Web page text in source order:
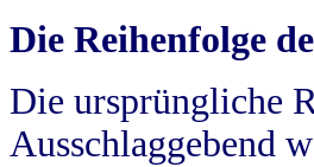
Die Reihenfolge
Die ursprüngliche
Ausschlaggebend